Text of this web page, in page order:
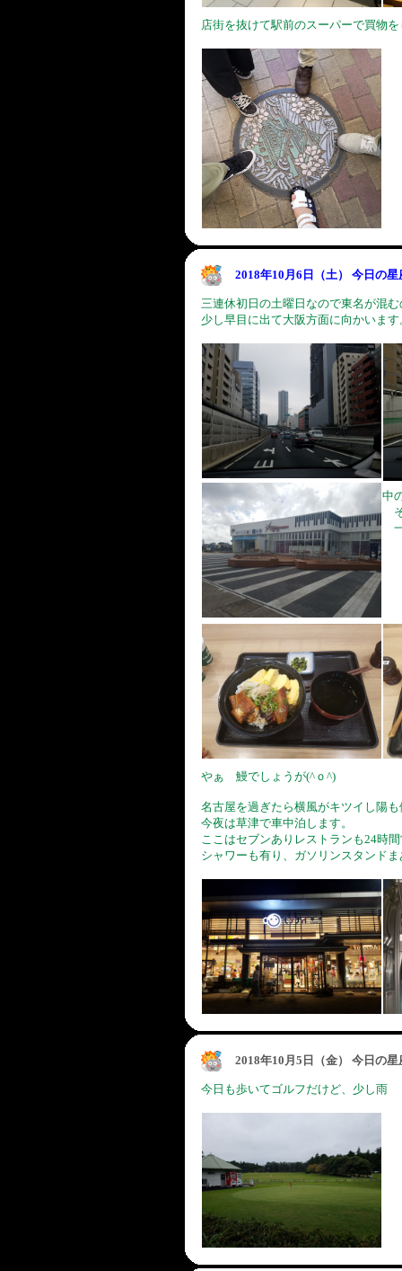
店街を抜けて駅前のスーパーで買物
2018年10月6日（土） 今日の
三連休初日の土曜日なので東名が混
少し早目に出て大阪方面に向かいます
中
やぁ 鰻でしょうが(^ｏ^)
名古屋を過ぎたら横風がキツイし陽
今夜は草津で車中泊します。
ここはセブンありレストランも24時
シャワーも有り、ガソリンスタンド
2018年10月5日（金） 今日の
今日も歩いてゴルフだけど、少し雨